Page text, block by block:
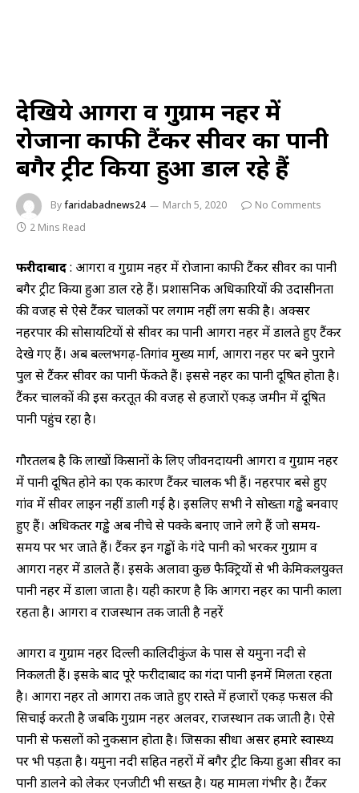
देखिये आगरा व गुरुग्राम नहर में
रोजाना काफी टैंकर सीवर का पानी
बगैर ट्रीट किया हुआ डाल रहे हैं
Byfaridabadnews24 March 5, 2020
No Comments
2 Mins Read
फरीदाबाद: आगरा व गुरुग्राम नहर में रोजाना काफी टैंकर सीवर का पानी
बगैर ट्रीट किया हुआ डाल रहे हैं। प्रशासनिक अधिकारियों की उदासीनता
की वजह से ऐसे टैंकर चालकों पर लगाम नहीं लग सकी है। अक्सर
नहरपार की सोसायटियों से सीवर का पानी आगरा नहर में डालते हुए टैंकर
देखे गए हैं। अब बल्लभगढ़-तिगांव मुख्य मार्ग, आगरा नहर पर बने पुराने
पुल से टैंकर सीवर का पानी फेंकते हैं। इससे नहर का पानी दूषित होता है।
टैंकर चालकों की इस करतूत की वजह से हजारों एकड़ जमीन में दूषित
पानी पहुंच रहा है।
गौरतलब है कि लाखों किसानों के लिए जीवनदायनी आगरा व गुरुग्राम नहर
में पानी दूषित होने का एक कारण टैंकर चालक भी हैं। नहरपार बसे हुए
गांव में सीवर लाइन नहीं डाली गई है। इसलिए सभी ने सोख्ता गड्ढे बनवाए
हुए हैं। अधिकतर गड्ढे अब नीचे से पक्के बनाए जाने लगे हैं जो समय-
समय पर भर जाते हैं। टैंकर इन गड्ढों के गंदे पानी को भरकर गुरुग्राम व
आगरा नहर में डालते हैं। इसके अलावा कुछ फैक्ट्रियों से भी केमिकलयुक्त
पानी नहर में डाला जाता है। यही कारण है कि आगरा नहर का पानी काला
रहता है। आगरा व राजस्थान तक जाती है नहरें
आगरा व गुरुग्राम नहर दिल्ली कालिदीकुंज के पास से यमुना नदी से
निकलती हैं। इसके बाद पूरे फरीदाबाद का गंदा पानी इनमें मिलता रहता
है। आगरा नहर तो आगरा तक जाते हुए रास्ते में हजारों एकड़ फसल की
सिचाई करती है जबकि गुरुग्राम नहर अलवर, राजस्थान तक जाती है। ऐसे
पानी से फसलों को नुकसान होता है। जिसका सीधा असर हमारे स्वास्थ्य
पर भी पड़ता है। यमुना नदी सहित नहरों में बगैर ट्रीट किया हुआ सीवर का
पानी डालने को लेकर एनजीटी भी सख्त है। यह मामला गंभीर है। टैंकर